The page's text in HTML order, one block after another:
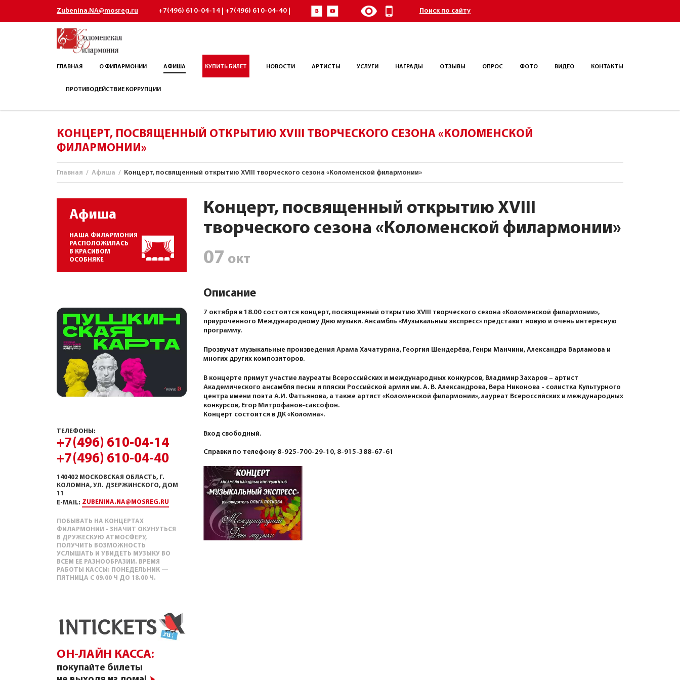
Zubenina.NA@mosreg.ru +7(496) 610-04-14 | +7(496) 610-04-40 | Поиск по сайту
ГЛАВНАЯ О ФИЛАРМОНИИ АФИША КУПИТЬ БИЛЕТ НОВОСТИ АРТИСТЫ УСЛУГИ НАГРАДЫ ОТЗЫВЫ ОПРОС ФОТО ВИДЕО КОНТАКТЫ
ПРОТИВОДЕЙСТВИЕ КОРРУПЦИИ
КОНЦЕРТ, ПОСВЯЩЕННЫЙ ОТКРЫТИЮ XVIII ТВОРЧЕСКОГО СЕЗОНА «КОЛОМЕНСКОЙ
ФИЛАРМОНИИ»
Главная / Афиша / Концерт, посвященный открытию XVIII творческого сезона «Коломенской филармонии»
Концерт, посвященный открытию XVIII
творческого сезона «Коломенской филармонии»
07 окт
Описание
7 октября в 18.00 состоится концерт, посвященный открытию XVIII творческого сезона «Коломенской филармонии»,
приуроченного Международному Дню музыки. Ансамбль «Музыкальный экспресс» представит новую и очень интересную
программу.
Прозвучат музыкальные произведения Арама Хачатуряна, Георгия Шендерёва, Генри Манчини, Александра Варламова и
многих других композиторов.
В концерте примут участие лауреаты Всероссийских и международных конкурсов, Владимир Захаров – артист
Академического ансамбля песни и пляски Российской армии им. А. В. Александрова, Вера Никонова - солистка Культурного
центра имени поэта А.И. Фатьянова, а также артист «Коломенской филармонии», лауреат Всероссийских и международных
конкурсов, Егор Митрофанов-саксофон.
Концерт состоится в ДК «Коломна».
Вход свободный.
Справки по телефону 8-925-700-29-10, 8-915-388-67-61
Афиша
НАША ФИЛАРМОНИЯ
РАСПОЛОЖИЛАСЬ
В КРАСИВОМ
ОСОБНЯКЕ
ТЕЛЕФОНЫ:
+7(496) 610-04-14
+7(496) 610-04-40
140402 МОСКОВСКАЯ ОБЛАСТЬ, Г.
КОЛОМНА, УЛ. ДЗЕРЖИНСКОГО, ДОМ
11
E-MAIL: ZUBENINA.NA@MOSREG.RU
ПОБЫВАТЬ НА КОНЦЕРТАХ
ФИЛАРМОНИИ - ЗНАЧИТ ОКУНУТЬСЯ
В ДРУЖЕСКУЮ АТМОСФЕРУ,
ПОЛУЧИТЬ ВОЗМОЖНОСТЬ
УСЛЫШАТЬ И УВИДЕТЬ МУЗЫКУ ВО
ВСЕМ ЕЕ РАЗНООБРАЗИИ. ВРЕМЯ
РАБОТЫ КАССЫ: ПОНЕДЕЛЬНИК —
ПЯТНИЦА С 09.00 Ч ДО 18.00 Ч.
ОН-ЛАЙН КАССА:
покупайте билеты